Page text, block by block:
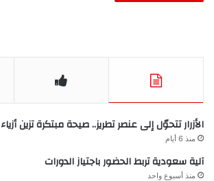
الأزرار تتحوّل إلى عنصر تطريز.. صيحة مبتكرة تزين أزياء 2026
منذ 6 أيام
آلية سعودية تربط الحضور باجتياز الدورات
منذ أسبوع واحد